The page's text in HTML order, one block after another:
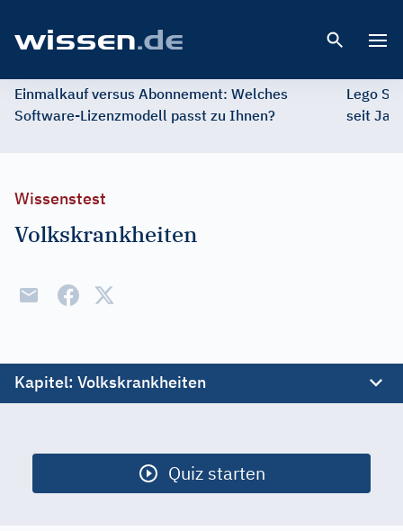
Einmalkauf versus Abonnement: Welches
Software-Lizenzmodell passt zu Ihnen?
Lego
seit
Wissenstest
Volkskrankheiten
Kapitel: Volkskrankheiten
Ausgestorb. Tiere
Berühmte Straßen
Quiz starten